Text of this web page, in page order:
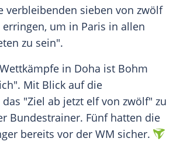
verbleibenden sieben von zwölf
um in Paris in allen
zu sein".
Wettkämpfe in Doha ist Bohm
Mit Blick auf die
"Ziel ab jetzt elf von zwölf" zu
Bundestrainer. Fünf hatten die
bereits vor der WM sicher.